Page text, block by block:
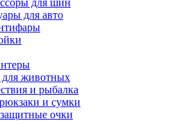
для шин
для авто
животных
и рыбалка
и сумки
очки